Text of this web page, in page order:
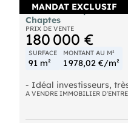
MANDAT EXCLUSIF
Vente locaux
Chaptes
PRIX DE VENTE
180 000 €
SURFACE
91 m²
MONTANT AU M²
1 978,02 €/m²
- Idéal investisseurs, très bonne rentabilité. Dans
la zone d'activités de
immobilier composé de
A VENDRE IMMOBILIER